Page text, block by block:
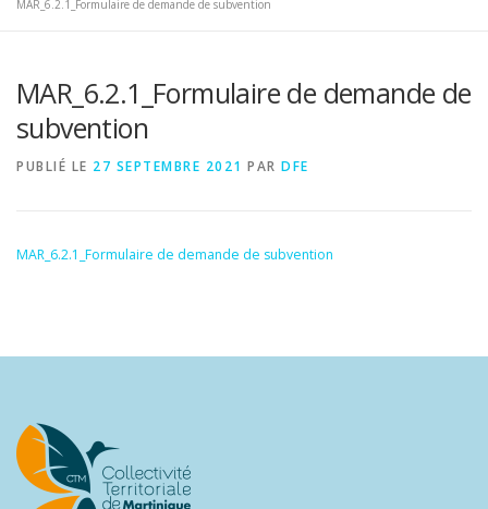
RESSOURCES DOCUMENTAIRES
MAR_6.2.1_Formulaire de demande de subvention
MAR_6.2.1_Formulaire de demande de
subvention
PUBLIÉ LE 27 SEPTEMBRE 2021 PAR DFE
MAR_6.2.1_Formulaire de demande de subvention